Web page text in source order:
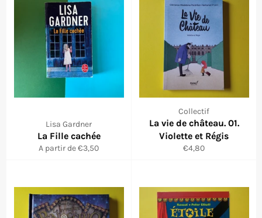
Lisa Gardner
La Fille cachée
A partir de €3,50
Collectif
La vie de château. 01.
Violette et Régis
Prix
€4,80